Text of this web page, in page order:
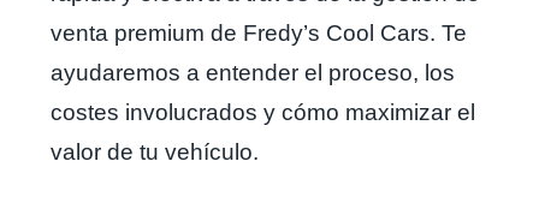
venta premium de Fredy’s Cool Cars. Te
ayudaremos a entender el proceso, los
costes involucrados y cómo maximizar el
valor de tu vehículo.